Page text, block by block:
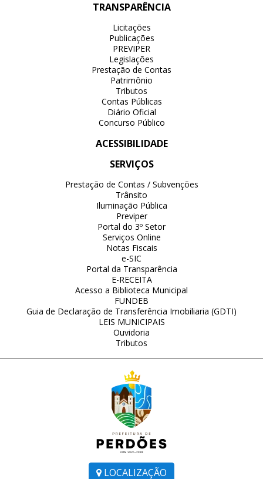
LOCALIZAÇÃO
TRANSPARÊNCIA
Licitações
Publicações
PREVIPER
Legislações
Prestação de Contas
Patrimônio
Tributos
Contas Públicas
Diário Oficial
Concurso Público
ACESSIBILIDADE
SERVIÇOS
Prestação de Contas / Subvenções
Trânsito
Iluminação Pública
Previper
Portal do 3º Setor
Serviços Online
Notas Fiscais
e-SIC
Portal da Transparência
E-RECEITA
Acesso a Biblioteca Municipal
FUNDEB
Guia de Declaração de Transferência Imobiliaria (GDTI)
LEIS MUNICIPAIS
Ouvidoria
Tributos